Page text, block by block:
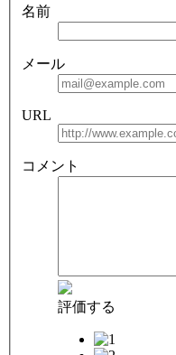
名前
メール
URL
コメント
評価する